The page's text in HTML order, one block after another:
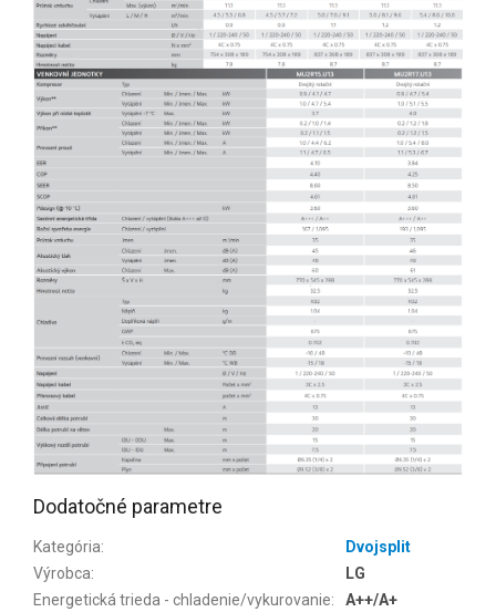
Dodatočné parametre
Kategória:
Dvojsplit
Výrobca:
LG
Energetická trieda - chladenie/vykurovanie:
A++/A+